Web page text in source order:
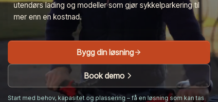
utendørs lading og modeller som gjør sykkelparkering til
mer enn en kostnad.
Bygg din løsning
Book demo
Start med behov, kapasitet og plassering – få en løsning som kan tas